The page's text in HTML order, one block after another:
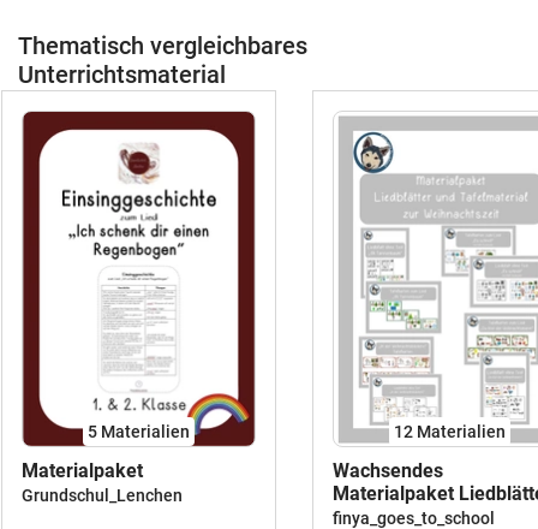
Thematisch vergleichbares
Unterrichtsmaterial
5 Materialien
Materialpaket
Grundschul_Lenchen
12 Materialien
Wachsendes
Materialpaket
und Tafelkarten mit
finya_goes_to_school